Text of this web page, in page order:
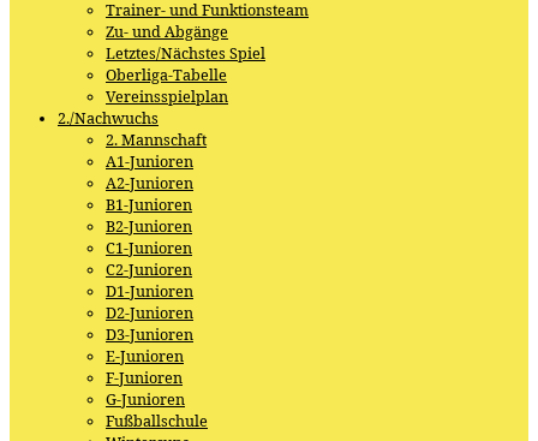
Trainer- und Funktionsteam
Zu- und Abgänge
Letztes/Nächstes Spiel
Oberliga-Tabelle
Vereinsspielplan
2./Nachwuchs
2. Mannschaft
A1-Junioren
A2-Junioren
B1-Junioren
B2-Junioren
C1-Junioren
C2-Junioren
D1-Junioren
D2-Junioren
D3-Junioren
E-Junioren
F-Junioren
G-Junioren
Fußballschule